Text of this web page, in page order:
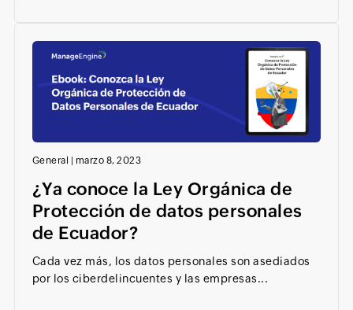
General marzo 8, 2023
¿Ya conoce la Ley Orgánica de
Protección de datos personales
de Ecuador?
Cada vez más, los datos personales son asediados
por los ciberdelincuentes y las empresas...